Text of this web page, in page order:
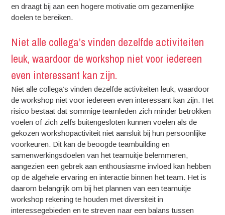
en draagt bij aan een hogere motivatie om gezamenlijke
doelen te bereiken.
Niet alle collega’s vinden dezelfde activiteiten
leuk, waardoor de workshop niet voor iedereen
even interessant kan zijn.
Niet alle collega’s vinden dezelfde activiteiten leuk, waardoor
de workshop niet voor iedereen even interessant kan zijn. Het
risico bestaat dat sommige teamleden zich minder betrokken
voelen of zich zelfs buitengesloten kunnen voelen als de
gekozen workshopactiviteit niet aansluit bij hun persoonlijke
voorkeuren. Dit kan de beoogde teambuilding en
samenwerkingsdoelen van het teamuitje belemmeren,
aangezien een gebrek aan enthousiasme invloed kan hebben
op de algehele ervaring en interactie binnen het team. Het is
daarom belangrijk om bij het plannen van een teamuitje
workshop rekening te houden met diversiteit in
interessegebieden en te streven naar een balans tussen